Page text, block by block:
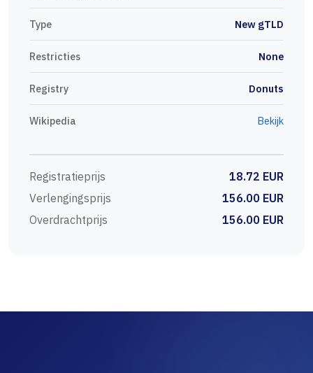
Type New gTLD
Restricties None
Registry Donuts
Wikipedia Bekijk
Registratieprijs
18.72 EUR
Verlengingsprijs
156.00 EUR
Overdrachtprijs
156.00 EUR